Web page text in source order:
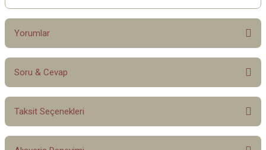
Yorumlar
Bu ürüne ilk yorumu siz yapın!
Soru & Cevap
Ürün hakkında henüz soru sorulmamış.
Taksit Seçenekleri